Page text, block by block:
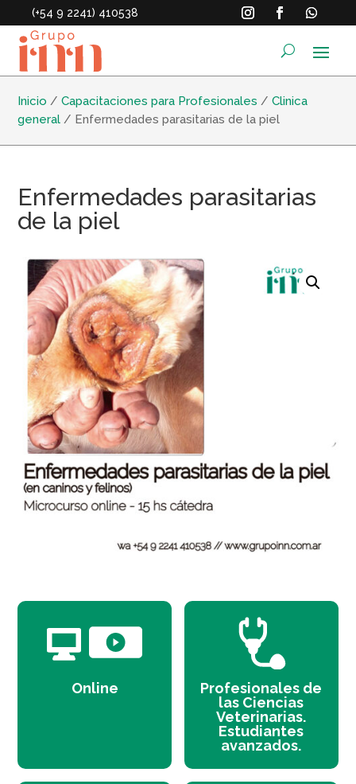
(+54 9 2241) 410538
Inicio /Capacitaciones para Profesionales /Clinica
general / Enfermedades parasitarias de la piel
Enfermedades parasitarias
de la piel
Online
Profesionales de
las Ciencias
Veterinarias.
Estudiantes
avanzados.